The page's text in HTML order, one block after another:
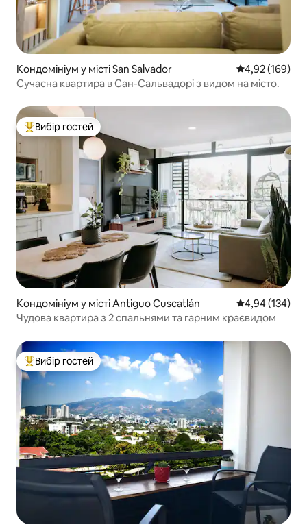
Кондомініум у місті San Salvador Середня
4,92 (169)
Сучасна квартира в Сан-Сальвадорі з видом на місто.
Топ вибір гостей
Вибір гостей
Кондомініум у місті Antiguo Cuscatlán Середня
4,94 (134)
Чудова квартира з 2 спальнями та гарним краєвидом
Топ вибір гостей
Вибір гостей